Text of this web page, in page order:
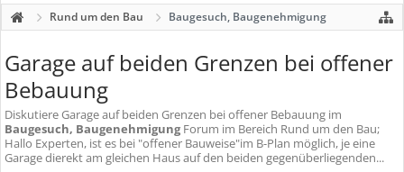
Rund um den Bau Baugesuch, Baugenehmigung
Garage auf beiden Grenzen bei offener
Bebauung
DiskutiereGarage auf beiden Grenzen bei offener Bebauung im
Baugesuch, Baugenehmigung Forum im Bereich Rund um den Bau;
Hallo Experten, ist es bei "offener Bauweise"im B-Plan möglich, je eine
Garage dierekt am gleichen Haus auf den beiden gegenüberliegenden...